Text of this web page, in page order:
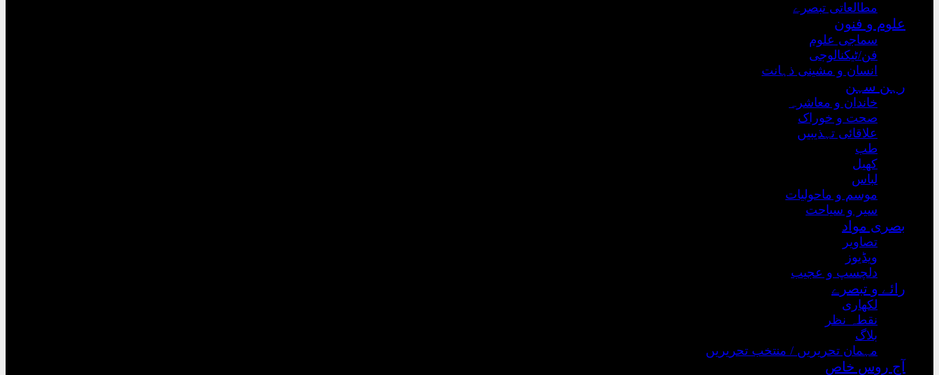
مطالعاتی تبصرے
علوم و فنون
سماجی علوم
فن/ٹیکنالوجی
انسان و مشینی ذہانت
رہن سہن
خاندان و معاشرہ
صحت و خوراک
علاقائی تہذیبیں
طب
کھیل
لباس
موسم و ماحولیات
سیر و سیاحت
بصری مواد
تصاویر
ویڈیوز
دلچسپ و عجیب
رائے و تبصرے
لکھاری
نقطہ نظر
بلاگ
مہمان تحریریں / منتخب تحریریں
آج روس خاص